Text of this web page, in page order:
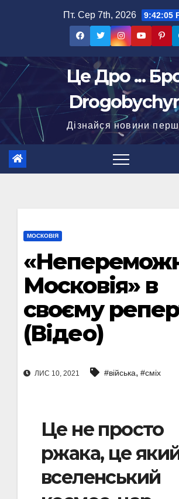
Пт. Сер 7th, 2026 9:42:06
Це Дро ...
Дізнайся новини
МОСКОВІЯ
Московія» в
своєму
(Відео)
ЛИС 10, 2021 #війська, #сміх
Це не просто
ржака, це
вселенський